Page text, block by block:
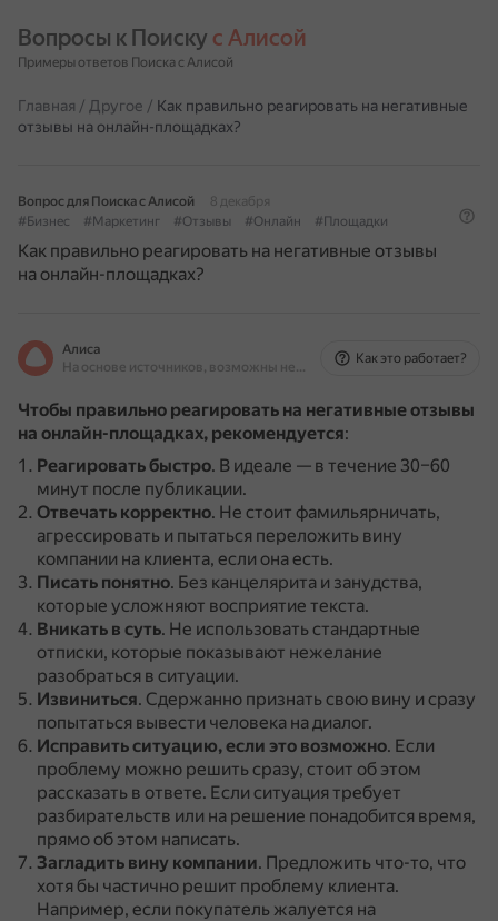
Вопросы к Поиску с Алисой
Примеры ответов Поиска с Алисой
Главная / Другое / Как правильно реагировать на негативные
отзывы на онлайн-площадках?
Вопрос для Поиска с Алисой
8 декабря
#Бизнес
#Маркетинг #Отзывы #Онлайн #Площадки
Как правильно реагировать на негативные отзывы
на онлайн-площадках?
Алиса
На основе источников, возможны неточности
Как это работает?
Чтобы правильно реагировать на негативные отзывы
на онлайн-площадках, рекомендуется:
Реагировать быстро. В идеале — в течение 30–60
минут после публикации.
Отвечать корректно. Не стоит фамильярничать,
агрессировать и пытаться переложить вину
компании на клиента, если она есть.
Писать понятно. Без канцелярита и занудства,
которые усложняют восприятие текста.
Вникать в суть. Не использовать стандартные
отписки, которые показывают нежелание
разобраться в ситуации.
Извиниться. Сдержанно признать свою вину и сразу
попытаться вывести человека на диалог.
Исправить ситуацию, если это возможно. Если
проблему можно решить сразу, стоит об этом
рассказать в ответе. Если ситуация требует
разбирательств или на решение понадобится время,
прямо об этом написать.
Загладить вину компании. Предложить что-то, что
хотя бы частично решит проблему клиента.
Например, если покупатель жалуется на